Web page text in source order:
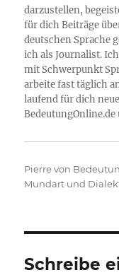
darzustellen,
für dich Beiträge
deutschen Sprache
ich als Journalist.
mit Schwerpunkt
arbeite fast täglich
laufend für dich
Autor
Pierre von
Mundart und
Schreibe